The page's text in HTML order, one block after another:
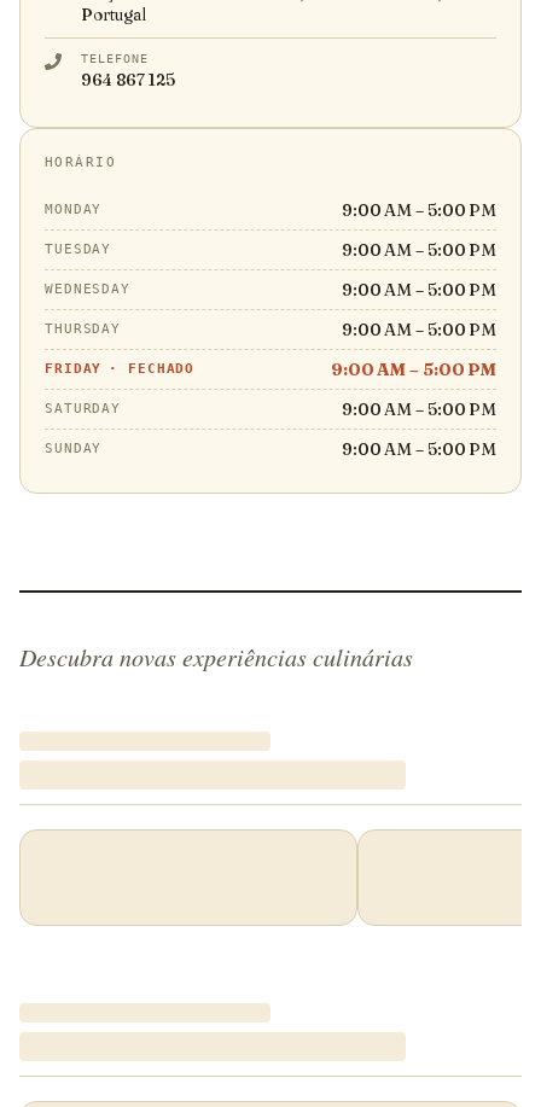
Portugal
TELEFONE
964 867 125
HORÁRIO
MONDAY 9:00 AM – 5:00 PM
TUESDAY 9:00 AM – 5:00 PM
WEDNESDAY 9:00 AM – 5:00 PM
THURSDAY 9:00 AM – 5:00 PM
FRIDAY · FECHADO 9:00 AM – 5:00 PM
SATURDAY 9:00 AM – 5:00 PM
SUNDAY 9:00 AM – 5:00 PM
Descubra novas experiências culinárias